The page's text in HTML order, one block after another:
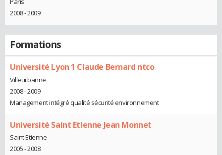
2008 - 2009
Formations
Université Lyon 1 Claude Bernard ntco
Villeurbanne
2008 - 2009
Management intégré qualité sécurité environnement
Université Saint Etienne Jean Monnet
Saint Etienne
2005 - 2008